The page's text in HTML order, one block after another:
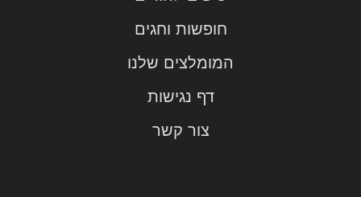
חופשות וחגים
המומלצים שלנו
דף נגישות
צור קשר